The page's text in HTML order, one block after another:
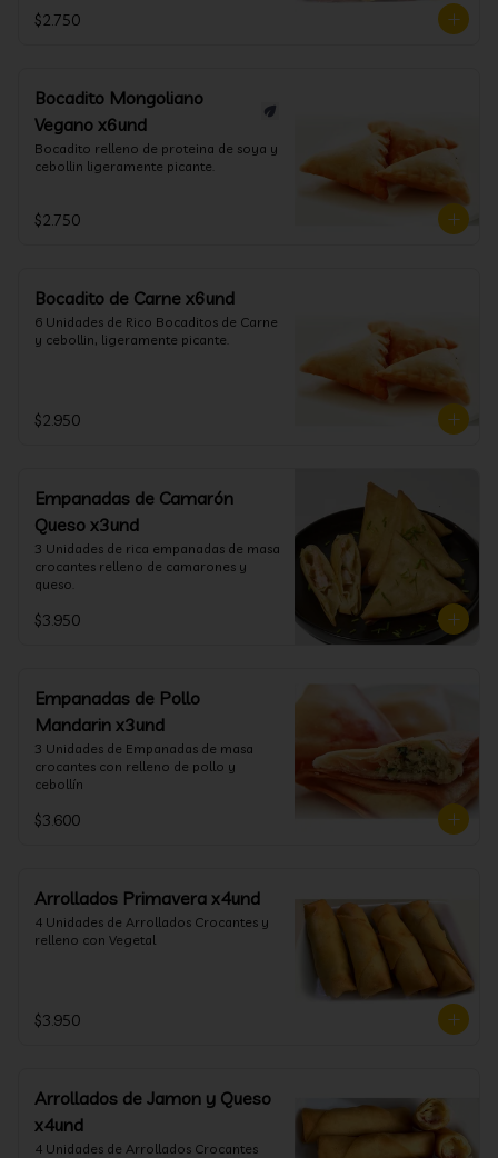
$2.750
Bocadito Mongoliano
Vegano x6und
Bocadito relleno de proteina de soya y
cebollin ligeramente picante.
$2.750
Bocadito de Carne x6und
6 Unidades de Rico Bocaditos de Carne
y cebollin, ligeramente picante.
$2.950
Empanadas de Camarón
Queso x3und
3 Unidades de rica empanadas de masa
crocantes relleno de camarones y
queso.
$3.950
Empanadas de Pollo
Mandarin x3und
3 Unidades de Empanadas de masa
crocantes con relleno de pollo y
cebollín
$3.600
Arrollados Primavera x4und
4 Unidades de Arrollados Crocantes y
relleno con Vegetal
$3.950
Arrollados de Jamon y Queso
x4und
4 Unidades de Arrollados Crocantes